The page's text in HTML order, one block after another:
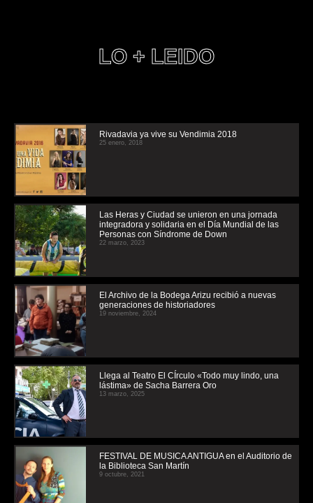
LO + LEIDO
Rivadavia ya vive su Vendimia 2018
25 enero, 2018
Las Heras y Ciudad se unieron en una jornada
integradora y solidaria en el Día Mundial de las
Personas con Síndrome de Down
22 marzo, 2023
El Archivo de la Bodega Arizu recibió a nuevas
generaciones de historiadores
19 noviembre, 2024
Llega al Teatro El CÍrculo «Todo muy lindo, una
lástima» de Sacha Barrera Oro
13 marzo, 2025
FESTIVAL DE MUSICA ANTIGUA en el Auditorio de
la Biblioteca San Martín
9 octubre, 2021